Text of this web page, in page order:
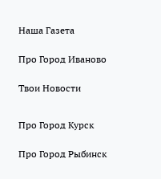
Наша Газета
Про Город Иваново
Твои Новости
Про Город Курск
Про Город Рыбинск